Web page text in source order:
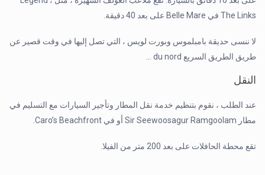
The Links في Belle Mare على بعد 40 دقيقة.
لا ننسى حديقة بامبلموس وبورت لويس ، التي تصل إليها في وقت قصير عن
طريق الطريق السريع du nord …
النقل
عند الطلب ، نقوم بتنظيم خدمة نقل المطار وتأجير السيارات مع التسليم في
مطار Sir Seewoosagur Ramgoolam أو في Caro’s Beachfront.
تقع محطة الحافلات على بعد 200 متر من الفيلا.